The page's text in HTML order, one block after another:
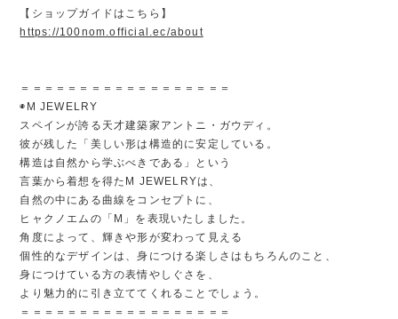
【ショップガイドはこちら】
https://100nom.official.ec/about
＝＝＝＝＝＝＝＝＝＝＝＝＝＝＝＝＝＝
◉M JEWELRY
スペインが誇る天才建築家アントニ・ガウディ。
彼が残した「美しい形は構造的に安定している。
構造は自然から学ぶべきである」という
言葉から着想を得たM JEWELRYは、
自然の中にある曲線をコンセプトに、
ヒャクノエムの「M」を表現いたしました。
角度によって、輝きや形が変わって見える
個性的なデザインは、身につける楽しさはもちろんのこと、
身につけている方の表情やしぐさを、
より魅力的に引き立ててくれることでしょう。
＝＝＝＝＝＝＝＝＝＝＝＝＝＝＝＝＝＝